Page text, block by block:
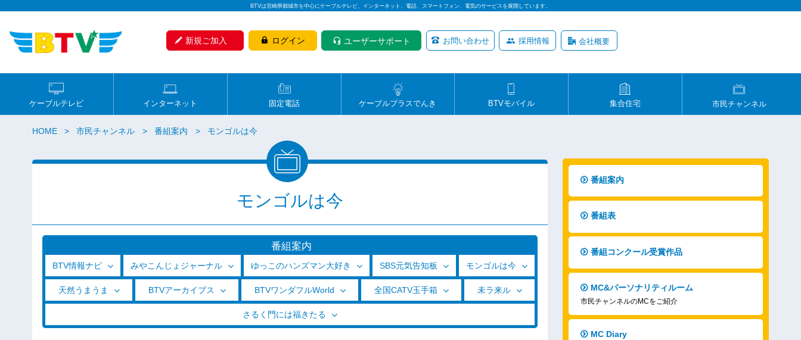
BTVは宮崎県都城市を中心にケーブルテレビ、インターネット、電話、スマートフォン、電気のサービスを展開しています。
新規ご加入 ログイン ユーザーサポート お問い合わせ 採用情報 会社概要
ケーブルテレビ インターネット 固定電話 ケーブルプラスでんき BTVモバイル 集合住宅 市民チャンネル
HOME 市民チャンネル 番組案内 モンゴルは今
モンゴルは今
番組案内
BTV情報ナビ みやこんじょジャーナル ゆっこのハンズマン大好き SBS元気告知板 モンゴルは今
天然うまうま BTVアーカイブス BTVワンダフルWorld 全国CATV玉手箱 未ラ来ル
さるく門には福きたる
番組案内
番組表
番組コンクール受賞作品
MC&パーソナリティルーム
市民チャンネルのMCをご紹介
MC Diary